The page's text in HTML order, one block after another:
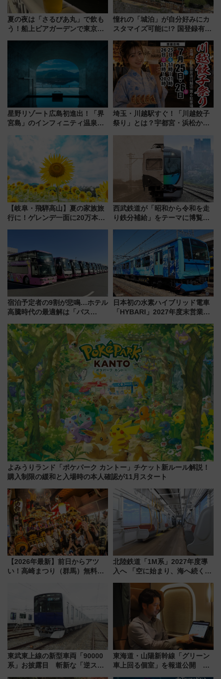
夏の夜は「さるびあ丸」で飲も
う！船上ビアガーデンで東京湾
憧れの「城泊」が自分好みにカ
スタマイズ可能に!? 国登録有形
にオーダーメイド型の宿泊プラ
ンが誕生！
星野リゾート広島初進出！「界
宮島」のインフィニティ温泉と
宿泊料金・アクセスは？（2026
年7月23日開業）
埼玉・川越駅すぐ！「川越餃子
祭り」とは？宇都宮・浜松から
を食べ比べ【7月25日・26日開
【岐阜・飛騨高山】夏の家族旅
行に！ゲレンデ一面に20万本の
西武鉄道が「昭和から令和を走
り鉄分補給」をテーマに博覧会
14日から 新車両「トキイロ」体
験ブースも アクセスや申込方法
を解説
宿泊予定者の9割が悲鳴…ホテル
高騰時代の最適解は「バス
した、推し活遠征や観光時のリ
アルな懐事情
日本初の水素ハイブリッド電車
「HYBARI」2027年度末営業運
で水素利活用が加速
よみうりランド「ポケパーク カントー」チケット新ルール解説！
購入制限の緩和と入場時の本人確認が11月スタート
【2026年最新】前日からアツ
い！高崎まつり（群馬）無料観
北陸鉄道「1M系」2027年度導
入へ 「空に始まり、海へ続く」
神秘的なデザイン
東武東上線の新型車両「90000
系」お披露目 斬新な「逆スラ
東海道・山陽新幹線「グリーン
車上回る個室」を報道公開 プ